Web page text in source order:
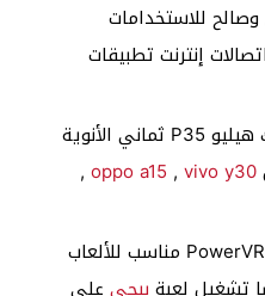
وصالح للاستخدامات
إنترنت تطبيقات
حيث يأتي بمعالج ميدياتك هيليو P35 ثماني الأنوية
oppo a15 , vivo y30
,
معالج رسوميات PowerVR GE8320 مناسب للألعاب
تشغيل لعبة ببجي على